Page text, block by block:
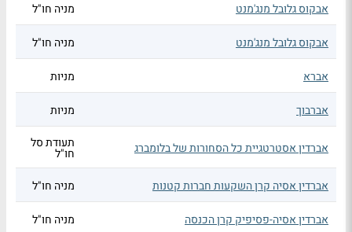
אבקוס גלובל מנג'מנט מניה חו"ל
אבקוס גלובל מנג'מנט מניה חו"ל
אברא מניות
אברבוך מניות
אברדין אסטרטגיית כל הסחורות של בלומברג תעודת סל
חו"ל
אברדין אסיה קרן השקעות חברות קטנות
מניה חו"ל
אברדין אסיה-פסיפיק קרן הכנסה מניה חו"ל